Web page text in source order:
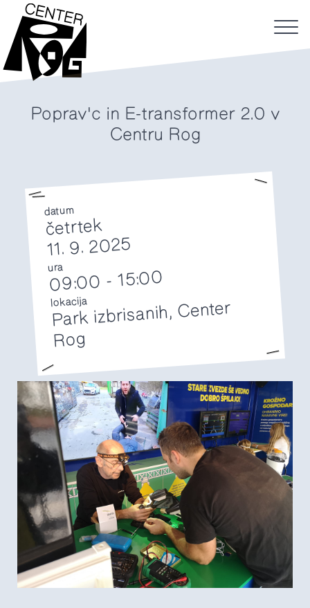
Poprav'c in E-transformer 2.0 v
Centru Rog
datum
četrtek
11. 9. 2025
ura
09:00 -15:00
lokacija
Park izbrisanih, Center
Rog